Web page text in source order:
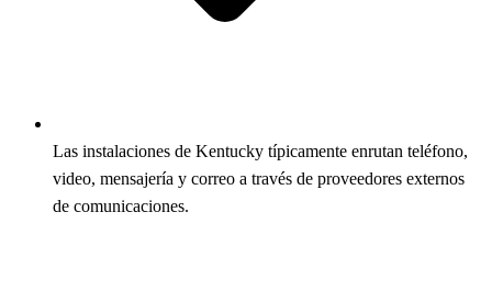
Las instalaciones de Kentucky típicamente enrutan teléfono,
video, mensajería y correo a través de proveedores externos
de comunicaciones.